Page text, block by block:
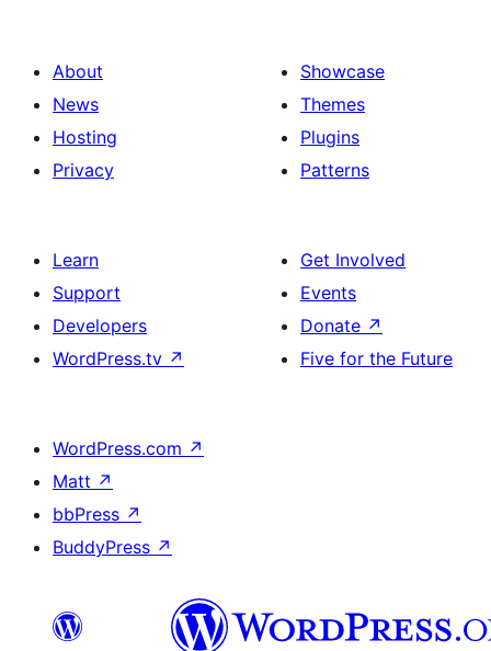
About
News
Hosting
Privacy
Showcase
Themes
Plugins
Patterns
Learn
Support
Developers
WordPress.tv ↗
Get Involved
Events
Donate ↗
Five for the Future
WordPress.com ↗
Matt ↗
bbPress ↗
BuddyPress ↗